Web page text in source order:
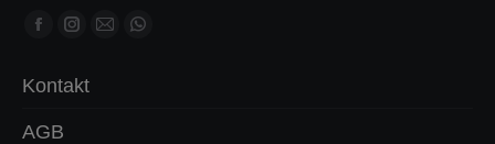
Finden Sie uns auf:
Facebook
öffnet
in
Instagram
öffnet
MailWhatsapp
Kontakt
AGB